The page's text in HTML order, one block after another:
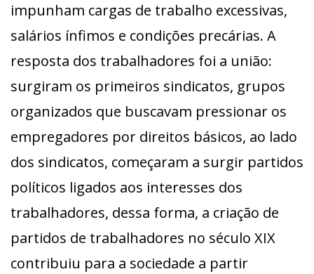
impunham cargas de trabalho excessivas,
salários ínfimos e condições precárias. A
resposta dos trabalhadores foi a união:
surgiram os primeiros sindicatos, grupos
organizados que buscavam pressionar os
empregadores por direitos básicos, ao lado
dos sindicatos, começaram a surgir partidos
políticos ligados aos interesses dos
trabalhadores, dessa forma, a criação de
partidos de trabalhadores no século XIX
contribuiu para a sociedade a partir